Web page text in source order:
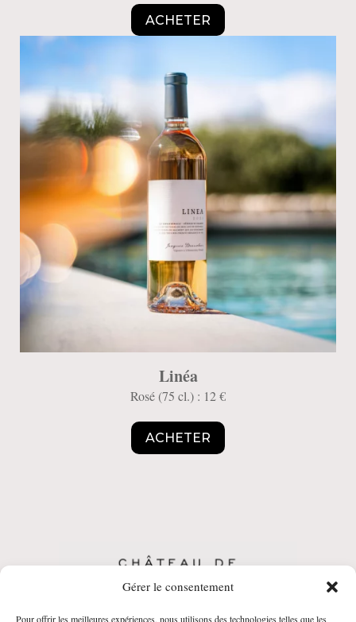
Gérer le consentement
Pour offrir les meilleures expériences, nous utilisons des technologies telles que les
ACHETER
Linéa
Rosé (75 cl.) : 12 €
ACHETER